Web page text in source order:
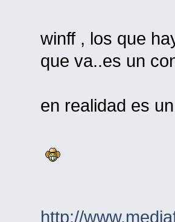
winff , los que
que va..es un
en realidad es
http://